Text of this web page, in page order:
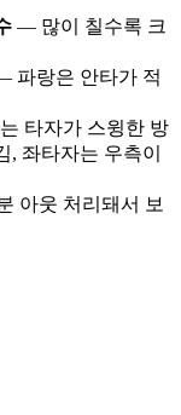
— 많이 칠수록 크
파랑은 안타가 적
는 타자가 스윙한 방
좌타자는 우측이
아웃 처리돼서 보